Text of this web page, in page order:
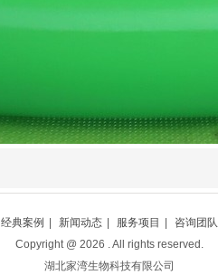
经典案例 新闻动态 服务项目 咨询团队
Copyright @ 2026 . All rights reserved.
湖北家湾生物科技有限公司